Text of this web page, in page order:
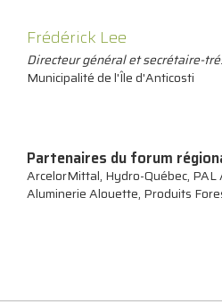
Frédérick Lee
Directeur général et secrétaire-
Municipalité de l'Île d'Anticosti
Partenaires du forum
ArcelorMittal, Hydro-Québec, PAL
Aluminerie Alouette, Produits